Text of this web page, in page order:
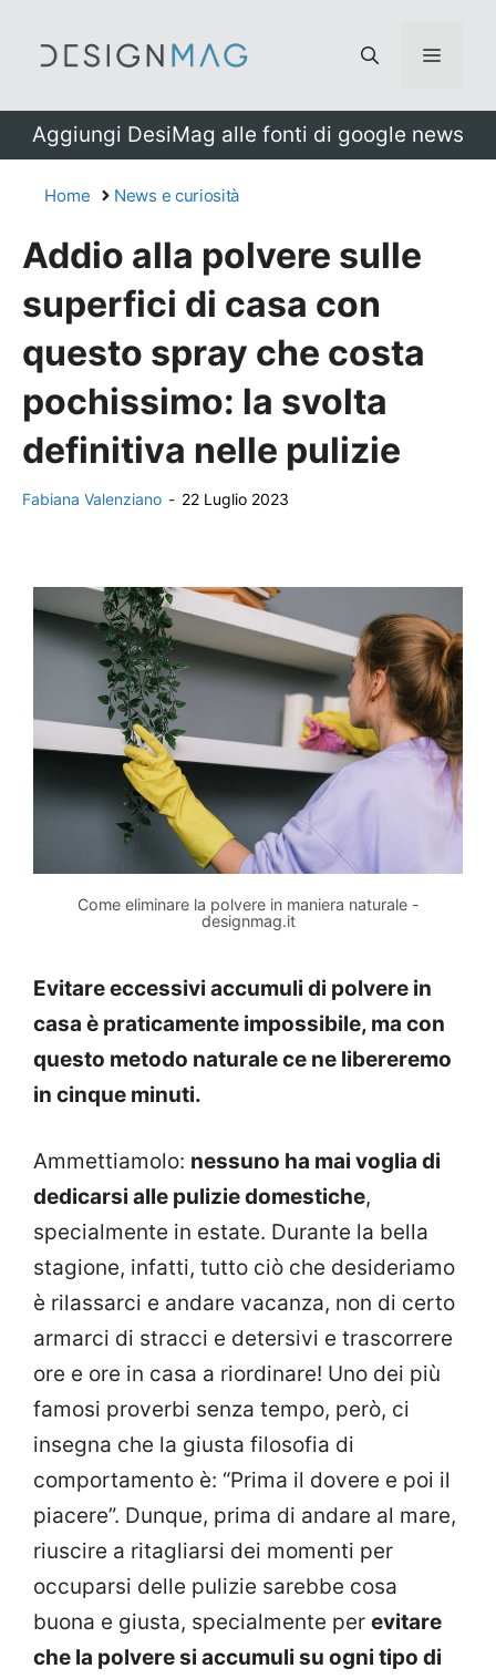
Menu
Aggiungi DesiMag alle fonti di google news
Home News e curiosità
Addio alla polvere sulle
superfici di casa con
questo spray che costa
pochissimo: la svolta
definitiva nelle pulizie
Fabiana Valenziano - 22 Luglio 2023
Come eliminare la polvere in maniera naturale -
designmag.it
Evitare eccessivi accumuli di polvere in
casa è praticamente impossibile, ma con
questo metodo naturale ce ne libereremo
in cinque minuti.
Ammettiamolo: nessuno ha mai voglia di
dedicarsi alle pulizie domestiche,
specialmente in estate. Durante la bella
stagione, infatti, tutto ciò che desideriamo
è rilassarci e andare vacanza, non di certo
armarci di stracci e detersivi e trascorrere
ore e ore in casa a riordinare! Uno dei più
famosi proverbi senza tempo, però, ci
insegna che la giusta filosofia di
comportamento è: “Prima il dovere e poi il
piacere”. Dunque, prima di andare al mare,
riuscire a ritagliarsi dei momenti per
occuparsi delle pulizie sarebbe cosa
buona e giusta, specialmente per evitare
che la polvere si accumuli su ogni tipo di